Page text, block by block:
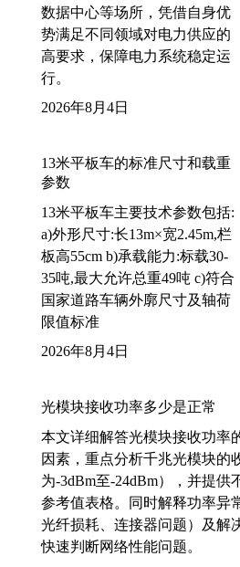
数据中心等场所，凭借自身优
势满足不同领域对电力供应的
高要求，保障电力系统稳定运
行。
2026年8月4日
13米平板车的标准尺寸和载重
参数
13米平板车主要技术参数包括:
a)外形尺寸:长13m×宽2.45m,栏
板高55cm b)承载能力:标载30-
35吨,最大允许总重49吨 c)符合
国家道路车辆外廓尺寸及轴荷
限值标准
2026年8月4日
光模块接收功率多少是正常
本文详细解答光模块接收功率
因素，重点分析千兆光模块的
为-3dBm至-24dBm），并提供
参考值表格。同时解释功率异
光纤损耗、连接器问题）及解
快速判断网络性能问题。